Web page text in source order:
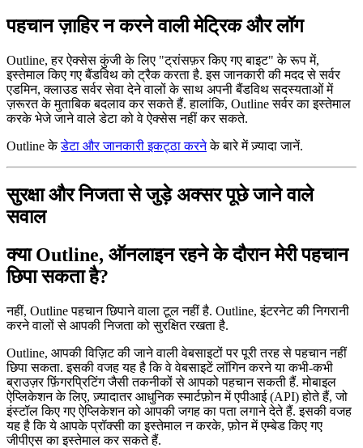
पहचान ज़ाहिर न करने वाली मेट्रिक और लॉग
Outline, हर ऐक्सेस कुंजी के लिए "ट्रांसफ़र किए गए बाइट" के रूप में,
इस्तेमाल किए गए बैंडविथ को ट्रैक करता है. इस जानकारी की मदद से सर्वर
एडमिन, क्लाउड सर्वर सेवा देने वालों के साथ अपनी बैंडविथ सदस्यताओं में
ज़रूरत के मुताबिक बदलाव कर सकते हैं. हालांकि, Outline सर्वर का इस्तेमाल
करके भेजे जाने वाले डेटा को वे ऐक्सेस नहीं कर सकते.
Outline केडेटा और जानकारी इकट्ठा करनेके बारे में ज़्यादा जानें.
सुरक्षा और निजता से जुड़े अक्सर पूछे जाने वाले
सवाल
क्या Outline, ऑनलाइन रहने के दौरान मेरी पहचान
छिपा सकता है?
नहीं, Outline पहचान छिपाने वाला टूल नहीं है. Outline, इंटरनेट की निगरानी
करने वालों से आपकी निजता को सुरक्षित रखता है.
Outline, आपकी विज़िट की जाने वाली वेबसाइटों पर पूरी तरह से पहचान नहीं
छिपा सकता. इसकी वजह यह है कि वे वेबसाइटें लॉगिन करने या कभी-कभी
ब्राउज़र फ़िंगरप्रिटिंग जैसी तकनीकों से आपको पहचान सकती हैं. मोबाइल
ऐप्लिकेशन के लिए, ज़्यादातर आधुनिक स्मार्टफ़ोन में एपीआई (API) होते हैं, जो
इंस्टॉल किए गए ऐप्लिकेशन को आपकी जगह का पता लगाने देते हैं. इसकी वजह
यह है कि ये आपके प्रॉक्सी का इस्तेमाल न करके, फ़ोन में एम्बेड किए गए
जीपीएस का इस्तेमाल कर सकते हैं.